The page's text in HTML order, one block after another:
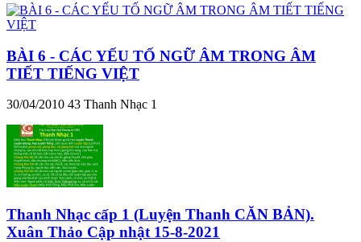
BÀI 6 - CÁC YẾU TỐ NGỮ ÂM TRONG ÂM
TIẾT TIẾNG VIỆT
30/04/2010 43 Thanh Nhạc 1
Thanh Nhạc cấp 1 (Luyện Thanh CĂN BẢN).
Xuân Thảo Cập nhật 15-8-2021